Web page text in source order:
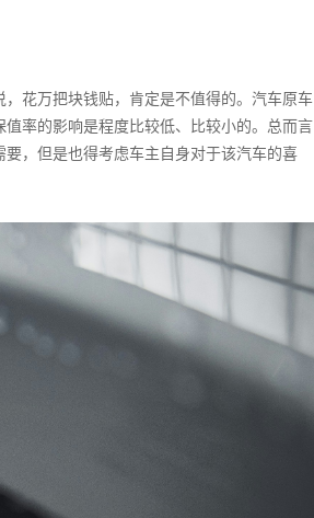
花万把块钱贴，肯定是不值得的。汽车原车
率的影响是程度比较低、比较小的。总而言
，但是也得考虑车主自身对于该汽车的喜